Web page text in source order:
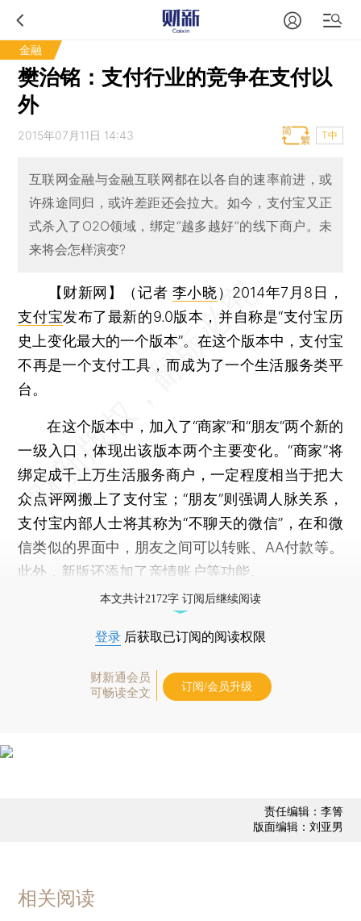
金融
樊治铭：支付行业的竞争在支付以
外
2015年07月11日 14:43 T中
互联网金融与金融互联网都在以各自的速率前进，或
许殊途同归，或许差距还会拉大。如今，支付宝又正
式杀入了O2O领域，绑定“越多越好”的线下商户。未
来将会怎样演变?
【财新网】（记者 李小晓） 2014年7月8日，
支付宝发布了最新的9.0版本，并自称是“支付宝历
史上变化最大的一个版本”。在这个版本中，支付宝
不再是一个支付工具，而成为了一个生活服务类平
台。
在这个版本中，加入了“商家”和“朋友”两个新的
一级入口，体现出该版本两个主要变化。“商家”将
绑定成千上万生活服务商户，一定程度相当于把大
众点评网搬上了支付宝；“朋友”则强调人脉关系，
支付宝内部人士将其称为“不聊天的微信”，在和微
信类似的界面中，朋友之间可以转账、AA付款等。
此外，新版还添加了亲情账户等功能。
本文共计2172字 订阅后继续阅读
登录 后获取已订阅的阅读权限
财新通会员
可畅读全文
订阅/会员升级
责任编辑：李箐
版面编辑：刘亚男
相关阅读